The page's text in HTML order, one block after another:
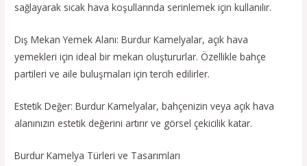
sağlayarak sıcak hava koşullarında serinlemek için kullanılır.
Dış Mekan Yemek Alanı: Burdur Kamelyalar, açık hava
yemekleri için ideal bir mekan oluştururlar. Özellikle bahçe
partileri ve aile buluşmaları için tercih edilirler.
Estetik Değer: Burdur Kamelyalar, bahçenizin veya açık hava
alanınızın estetik değerini artırır ve görsel çekicilik katar.
Burdur Kamelya Türleri ve Tasarımları